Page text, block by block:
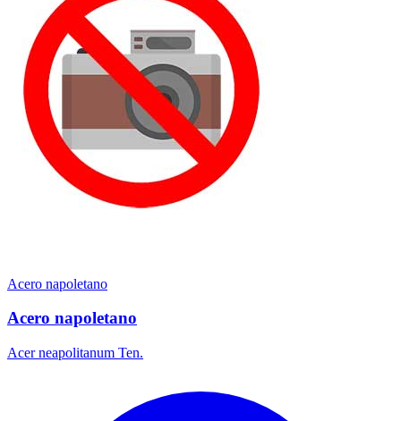
Acero napoletano
Acero napoletano
Acer neapolitanum Ten.